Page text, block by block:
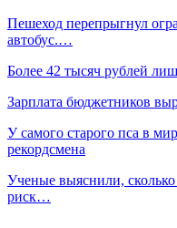
Пешеход перепрыгнул
автобус.…
Более 42 тысяч рублей
Зарплата бюджетников
У самого старого пса в
рекордсмена
Ученые выяснили,
риск…